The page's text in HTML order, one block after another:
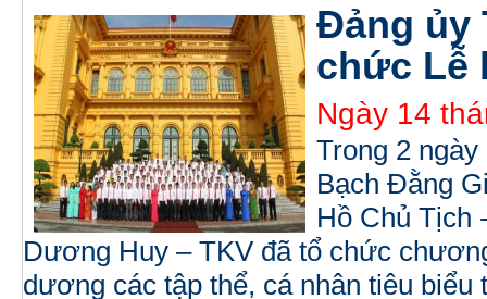
Đảng ủy
chức Lễ
Ngày 14
Trong 2
Bạch Đằng
Hồ Chủ Tịch
Dương Huy – TKV đã tổ chức
dương các tập thể, cá nhân tiêu